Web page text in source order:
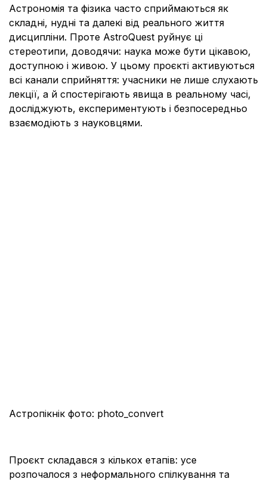
Астрономія та фізика часто сприймаються як
складні, нудні та далекі від реального життя
дисципліни. Проте AstroQuest руйнує ці
стереотипи, доводячи: наука може бути цікавою,
доступною і живою. У цьому проєкті активуються
всі канали сприйняття: учасники не лише слухають
лекції, а й спостерігають явища в реальному часі,
досліджують, експериментують і безпосередньо
взаємодіють з науковцями.
Астропікнік фото: photo_convert
Проєкт складався з кількох етапів: усе
розпочалося з неформального спілкування та